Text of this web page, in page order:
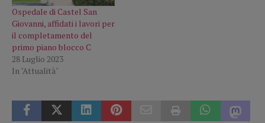
Ospedale di Castel San
Giovanni, affidati i lavori per
il completamento del
primo piano blocco C
28 Luglio 2023
In "Attualità"